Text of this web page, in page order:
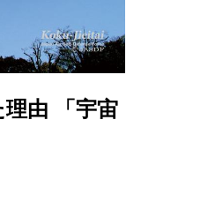
理由 「宇宙